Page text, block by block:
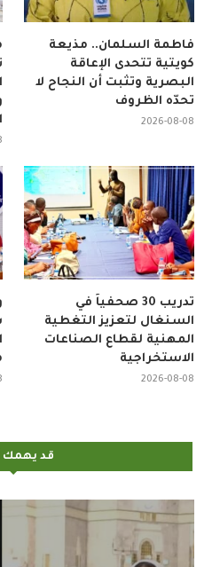
فاطمة السلمان.. مذيعة
كويتية تتحدى الإعاقة
البصرية وتثبت أن النجاح لا
تحدّه الظروف
2026-08-08
تدريب 30 صحفياً في
السنغال لتعزيز التغطية
المهنية لقطاع الصناعات
الاستخراجية
2026-08-08
قد يهمك